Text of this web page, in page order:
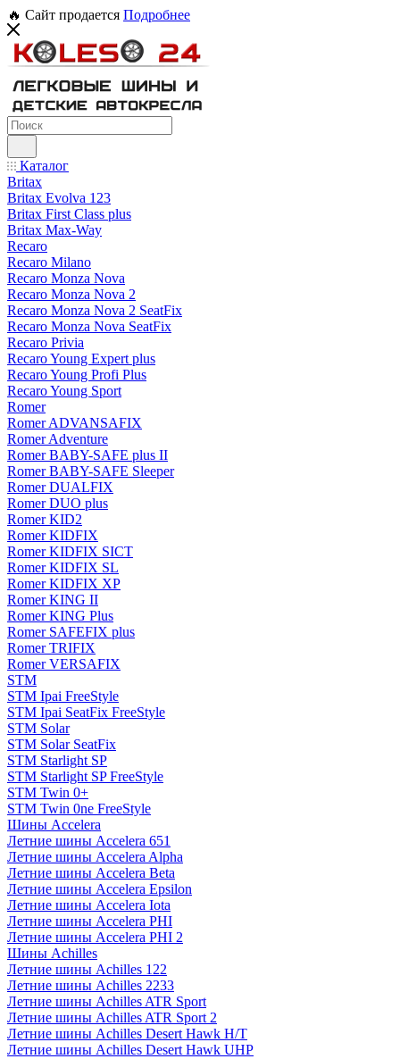
🔥 Сайт продается Подробнее
Каталог
Britax
Britax Evolva 123
Britax First Class plus
Britax Max-Way
Recaro
Recaro Milano
Recaro Monza Nova
Recaro Monza Nova 2
Recaro Monza Nova 2 SeatFix
Recaro Monza Nova SeatFix
Recaro Privia
Recaro Young Expert plus
Recaro Young Profi Plus
Recaro Young Sport
Romer
Romer ADVANSAFIX
Romer Adventure
Romer BABY-SAFE plus II
Romer BABY-SAFE Sleeper
Romer DUALFIX
Romer DUO plus
Romer KID2
Romer KIDFIX
Romer KIDFIX SICT
Romer KIDFIX SL
Romer KIDFIX XP
Romer KING II
Romer KING Plus
Romer SAFEFIX plus
Romer TRIFIX
Romer VERSAFIX
STM
STM Ipai FreeStyle
STM Ipai SeatFix FreeStyle
STM Solar
STM Solar SeatFix
STM Starlight SP
STM Starlight SP FreeStyle
STM Twin 0+
STM Twin 0ne FreeStyle
Шины Accelera
Летние шины Accelera 651
Летние шины Accelera Alpha
Летние шины Accelera Beta
Летние шины Accelera Epsilon
Летние шины Accelera Iota
Летние шины Accelera PHI
Летние шины Accelera PHI 2
Шины Achilles
Летние шины Achilles 122
Летние шины Achilles 2233
Летние шины Achilles ATR Sport
Летние шины Achilles ATR Sport 2
Летние шины Achilles Desert Hawk H/T
Летние шины Achilles Desert Hawk UHP